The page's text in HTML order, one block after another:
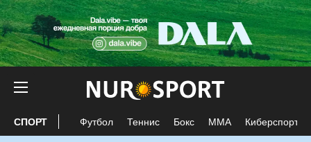
СПОРТ Футбол Теннис Бокс ММА Киберспорт